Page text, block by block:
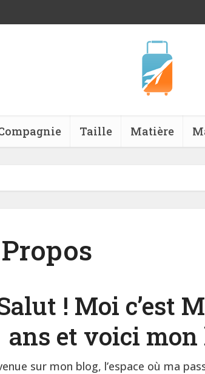
Taille Matière
! Moi c’est
ans et voici
sur mon blog, l’espace où ma